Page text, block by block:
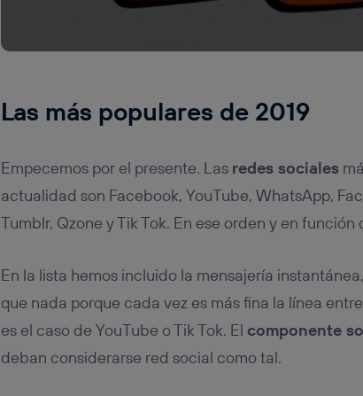
Las más populares de 2019
Empecemos por el presente. Las redes sociales
actualidad son Facebook, YouTube, WhatsApp,
Tumblr, Qzone y Tik Tok. En ese orden y en función
En la lista hemos incluido la mensajería
que nada porque cada vez es más fina la línea
es el caso de YouTube o Tik Tok. El componente
deban considerarse red social como tal.